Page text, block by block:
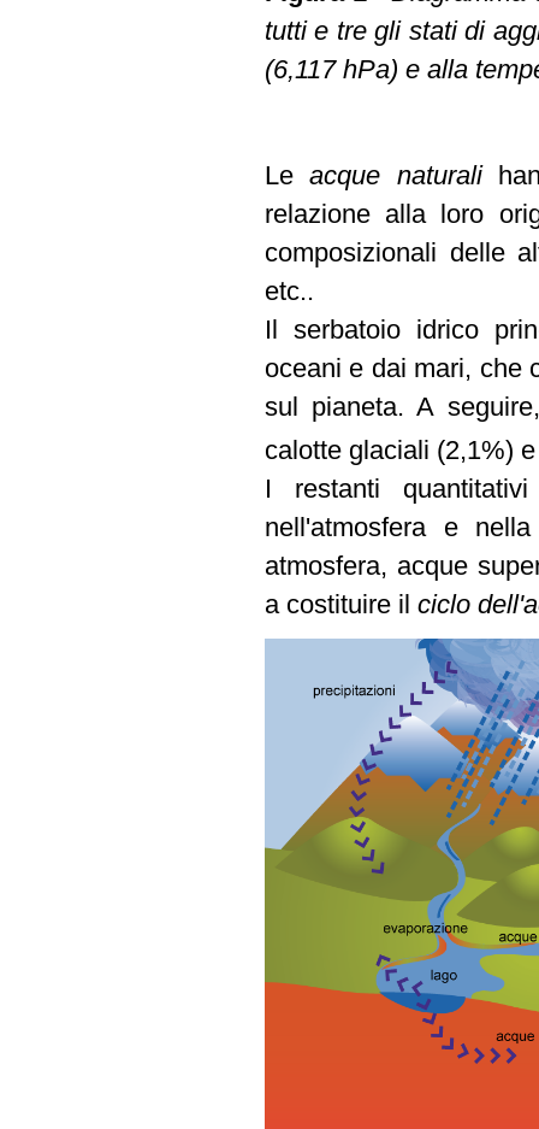
tutti e tre gli stati di
(6,117 hPa) e alla
Leacque naturali
relazione alla loro
composizionali delle
etc..
Il serbatoio idrico
oceani e dai mari, che
sul pianeta. A
calotte glaciali (2,1%)
I restanti
nell'atmosfera e
atmosfera, acque
a costituire il ciclo